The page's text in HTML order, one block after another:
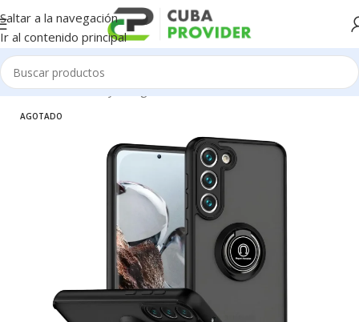
Saltar a la navegación
Ir al contenido principal
Inicio/Accesorios y Gadgets/Forros de Celulares
AGOTADO